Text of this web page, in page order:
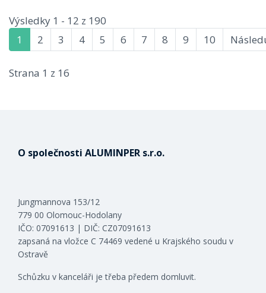
Výsledky 1 - 12 z 190
1
2 3 4 5 6 7 8 9 10
Strana 1 z 16
O společnosti ALUMINPER s.r.o.
Jungmannova 153/12
779 00 Olomouc-Hodolany
IČO: 07091613 | DIČ: CZ07091613
zapsaná na vložce C 74469 vedené u Krajského soudu v
Ostravě
Schůzku v kanceláři je třeba předem domluvit.